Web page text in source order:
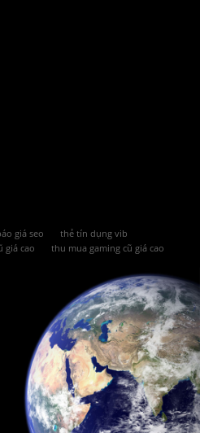
giá seo
thẻ tín dụng vib
giá cao
thu mua gaming cũ giá cao